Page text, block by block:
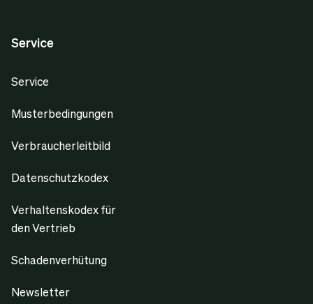
Service
Service
Musterbedingungen
Verbraucherleitbild
Datenschutzkodex
Verhaltenskodex für
den Vertrieb
Schadenverhütung
Newsletter